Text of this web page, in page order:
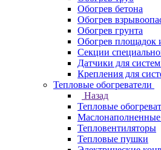
Обогрев бетона
Обогрев
Обогрев грунта
Обогрев площадок
Секции
Датчики для
Крепления для
Тепловые обогреватели
Назад
Тепловые
Тепловентиляторы
Тепловые пушки